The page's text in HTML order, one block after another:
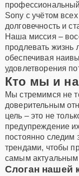
Sony с учётом
долговечность и
Наша миссия –
продлевать жизнь
обеспечивая
удовлетворения
Кто мы и
Мы стремимся не
доверительным
цель – это не
предупреждение
постоянно следим
трендами, чтобы
самым актуальным
Слоган нашей